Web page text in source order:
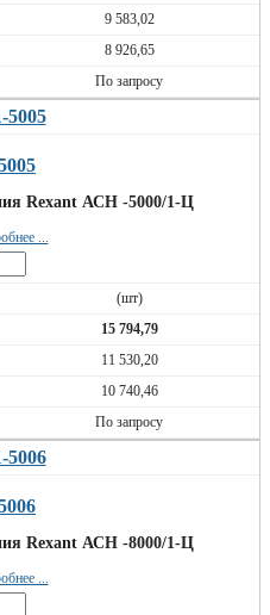
9 583,02
8 926,65
По запросу
Rexant АСН -5000/1-Ц
...
(шт)
15 794,79
11 530,20
10 740,46
По запросу
Rexant АСН -8000/1-Ц
...